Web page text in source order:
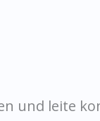
und leite